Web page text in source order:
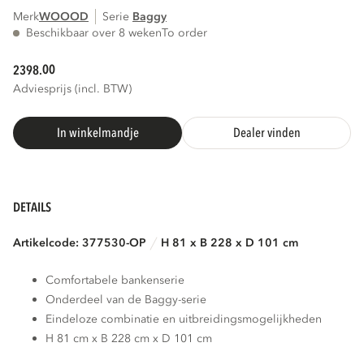
MerkWOOOD Serie
baggy
Beschikbaar over 8 wekenTo order
2398.00
Adviesprijs (incl. BTW)
In winkelmandje Dealer vinden
DETAILS
Artikelcode: 377530-OP H 81 x B 228 x D 101 cm
Comfortabele bankenserie
Onderdeel van de Baggy-serie
Eindeloze combinatie en uitbreidingsmogelijkheden
H 81 cm x B 228 cm x D 101 cm